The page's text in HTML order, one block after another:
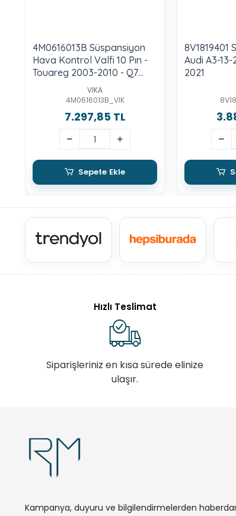
4M0616013B Süspansiyon
Hava Kontrol Valfi 10 Pın -
Touareg 2003-2010 - Q7
2016-2020 - Q8 2019->
VIKA
4M0616013B_VIK
7.297,85 TL
Sepete Ekle
8V1819401
Audi A3-
2021
Hızlı Teslimat
Siparişleriniz en kısa sürede elinize
ulaşır.
Kampanya, duyuru ve bilgilendirmelerden